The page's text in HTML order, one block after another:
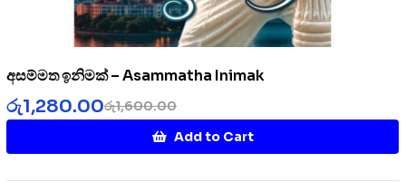
අසම්මත ඉනිමක් – Asammatha Inimak
රු1,600.00
රු1,280.00
Add to Cart